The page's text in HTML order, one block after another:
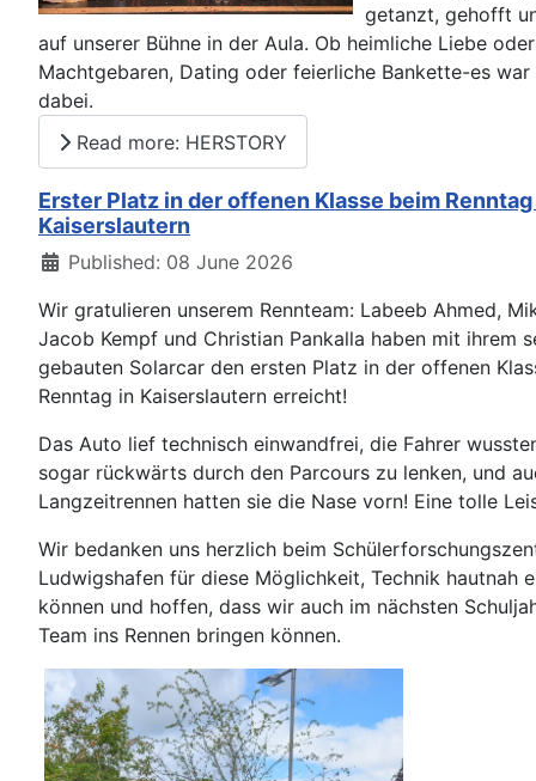
getanzt, gehofft
auf unserer Bühne in der Aula. Ob heimliche Liebe oder
Machtgebaren, Dating oder feierliche Bankette-es
dabei.
Read more: HERSTORY
Erster Platz in der offenen Klasse beim
Kaiserslautern
DetailsPublished: 08 June 2026
Wir gratulieren unserem Rennteam: Labeeb Ahmed,
Jacob Kempf und Christian Pankalla haben mit ihrem
gebauten Solarcar den ersten Platz in der offenen
Renntag in Kaiserslautern erreicht!
Das Auto lief technisch einwandfrei, die Fahrer
sogar rückwärts durch den Parcours zu lenken, und
Langzeitrennen hatten sie die Nase vorn! Eine tolle
Wir bedanken uns herzlich beim
Ludwigshafen für diese Möglichkeit, Technik hautnah
können und hoffen, dass wir auch im nächsten
Team ins Rennen bringen können.